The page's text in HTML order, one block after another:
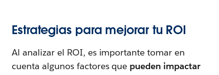
Estrategias para mejorar tu ROI
Al analizar el ROI, es importante tomar en
cuenta algunos factores que pueden impactar